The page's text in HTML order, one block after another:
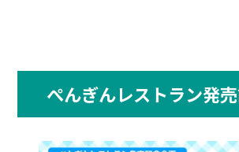
ぺんぎんレストラン発